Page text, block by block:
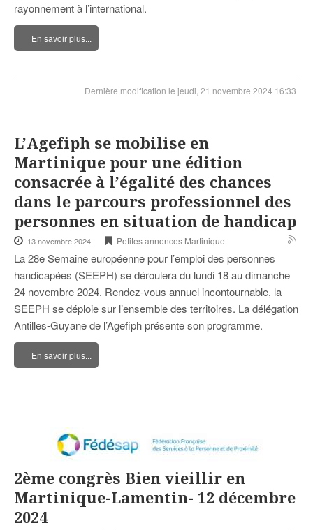
rayonnement à l’international.
En savoir plus...
Dernière modification le jeudi, 21 novembre 2024 16:33
L’Agefiph se mobilise en
Martinique pour une édition
consacrée à l’égalité des chances
dans le parcours professionnel des
personnes en situation de handicap
13 novembre 2024 Petites annonces Martinique
La 28e Semaine européenne pour l’emploi des personnes
handicapées (SEEPH) se déroulera du lundi 18 au dimanche
24 novembre 2024. Rendez-vous annuel incontournable, la
SEEPH se déploie sur l’ensemble des territoires. La délégation
Antilles-Guyane de l’Agefiph présente son programme.
En savoir plus...
2ème congrès Bien vieillir en
Martinique-Lamentin- 12 décembre
2024